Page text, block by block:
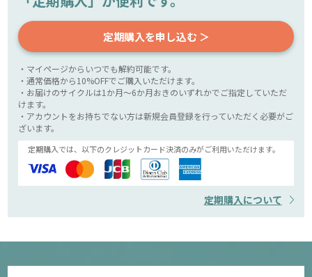
定期購入を申し込む ＞
・マイページからいつでも解約可能です。
・通常価格から10%OFFでご購入いただけます。
・お届けのサイクルは1か月～6か月おきのいずれかでご指定していただ
けます。
・アカウントをお持ちでない方は新規会員登録を行っていただく必要がご
ざいます。
定期購入では、以下のクレジットカード決済のみがご利用いただけます。
定期購入について